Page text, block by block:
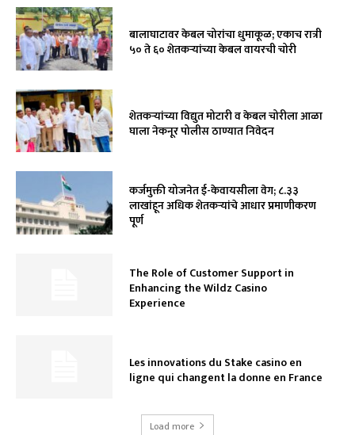
बालाघाटावर केबल चोरांचा धुमाकूळ; एकाच रात्री
५० ते ६० शेतकऱ्यांच्या केबल वायरची चोरी
शेतकऱ्यांच्या विद्युत मोटारी व केबल चोरीला आळा
घाला नेकनूर पोलीस ठाण्यात निवेदन
कर्जमुक्ती योजनेत ई-केवायसीला वेग; ८.३३
लाखांहून अधिक शेतकऱ्यांचे आधार प्रमाणीकरण
पूर्ण
The Role of Customer Support in
Enhancing the Wildz Casino
Experience
Les innovations du Stake casino en
ligne qui changent la donne en France
Load more